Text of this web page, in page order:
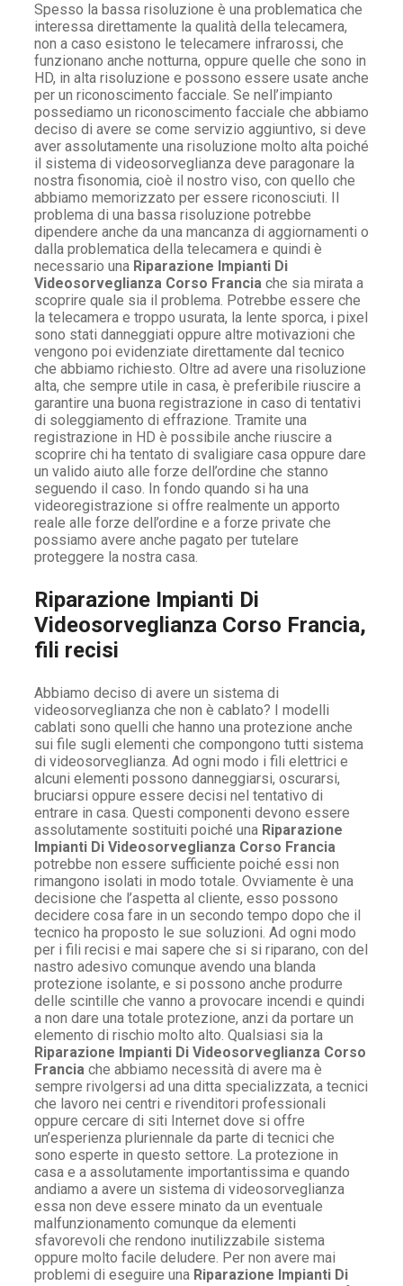
Spesso la bassa risoluzione è una problematica che
interessa direttamente la qualità della telecamera,
non a caso esistono le telecamere infrarossi, che
funzionano anche notturna, oppure quelle che sono in
HD, in alta risoluzione e possono essere usate anche
per un riconoscimento facciale. Se nell’impianto
possediamo un riconoscimento facciale che abbiamo
deciso di avere se come servizio aggiuntivo, si deve
aver assolutamente una risoluzione molto alta poiché
il sistema di videosorveglianza deve paragonare la
nostra fisonomia, cioè il nostro viso, con quello che
abbiamo memorizzato per essere riconosciuti. Il
problema di una bassa risoluzione potrebbe
dipendere anche da una mancanza di aggiornamenti o
dalla problematica della telecamera e quindi è
necessario una Riparazione Impianti Di
Videosorveglianza Corso Francia che sia mirata a
scoprire quale sia il problema. Potrebbe essere che
la telecamera e troppo usurata, la lente sporca, i pixel
sono stati danneggiati oppure altre motivazioni che
vengono poi evidenziate direttamente dal tecnico
che abbiamo richiesto. Oltre ad avere una risoluzione
alta, che sempre utile in casa, è preferibile riuscire a
garantire una buona registrazione in caso di tentativi
di soleggiamento di effrazione. Tramite una
registrazione in HD è possibile anche riuscire a
scoprire chi ha tentato di svaligiare casa oppure dare
un valido aiuto alle forze dell’ordine che stanno
seguendo il caso. In fondo quando si ha una
videoregistrazione si offre realmente un apporto
reale alle forze dell’ordine e a forze private che
possiamo avere anche pagato per tutelare
proteggere la nostra casa.
Riparazione Impianti Di
Videosorveglianza Corso Francia,
fili recisi
Abbiamo deciso di avere un sistema di
videosorveglianza che non è cablato? I modelli
cablati sono quelli che hanno una protezione anche
sui file sugli elementi che compongono tutti sistema
di videosorveglianza. Ad ogni modo i fili elettrici e
alcuni elementi possono danneggiarsi, oscurarsi,
bruciarsi oppure essere decisi nel tentativo di
entrare in casa. Questi componenti devono essere
assolutamente sostituiti poiché una Riparazione
Impianti Di Videosorveglianza Corso Francia
potrebbe non essere sufficiente poiché essi non
rimangono isolati in modo totale. Ovviamente è una
decisione che l’aspetta al cliente, esso possono
decidere cosa fare in un secondo tempo dopo che il
tecnico ha proposto le sue soluzioni. Ad ogni modo
per i fili recisi e mai sapere che si si riparano, con del
nastro adesivo comunque avendo una blanda
protezione isolante, e si possono anche produrre
delle scintille che vanno a provocare incendi e quindi
a non dare una totale protezione, anzi da portare un
elemento di rischio molto alto. Qualsiasi sia la
Riparazione Impianti Di Videosorveglianza Corso
Francia che abbiamo necessità di avere ma è
sempre rivolgersi ad una ditta specializzata, a tecnici
che lavoro nei centri e rivenditori professionali
oppure cercare di siti Internet dove si offre
un’esperienza pluriennale da parte di tecnici che
sono esperte in questo settore. La protezione in
casa e a assolutamente importantissima e quando
andiamo a avere un sistema di videosorveglianza
essa non deve essere minato da un eventuale
malfunzionamento comunque da elementi
sfavorevoli che rendono inutilizzabile sistema
oppure molto facile deludere. Per non avere mai
problemi di eseguire una Riparazione Impianti Di